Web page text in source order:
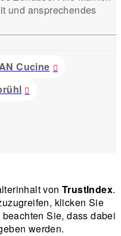
und ansprechendes
Cucine
von TrustIndex.
klicken Sie
Sie, dass dabei
werden.